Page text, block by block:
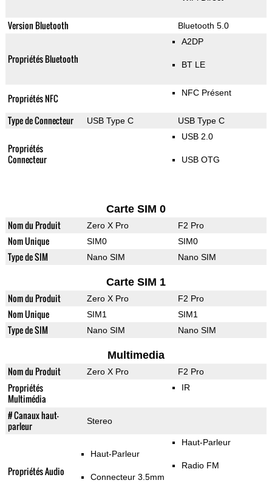
Version Bluetooth Bluetooth 5.0
Propriétés Bluetooth
A2DP
BT LE
Propriétés NFC NFC Présent
Type de Connecteur USB Type C USB Type C
Propriétés
Connecteur
USB 2.0
USB OTG
Carte SIM 0
Nom du Produit Zero X Pro F2 Pro
Nom Unique SIM0 SIM0
Type de SIM Nano SIM Nano SIM
Carte SIM 1
Nom du Produit Zero X Pro F2 Pro
Nom Unique SIM1 SIM1
Type de SIM Nano SIM Nano SIM
Multimedia
Nom du Produit Zero X Pro F2 Pro
Propriétés
Multimédia
IR
# Canaux haut-
parleur
Stereo
Propriétés Audio
Haut-Parleur
Connecteur 3.5mm
Haut-Parleur
Radio FM